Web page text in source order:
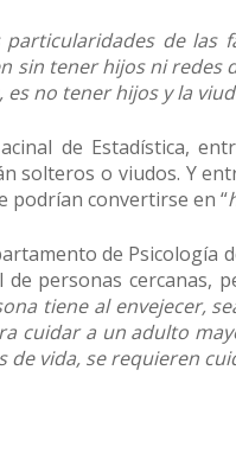
de las
sin tener hijos ni
no tener hijos y la
de Estadística,
solteros o viudos. Y
podrían convertirse en “
de Psicología
personas cercanas,
tiene al envejecer,
cuidar a un adulto
de vida, se requieren